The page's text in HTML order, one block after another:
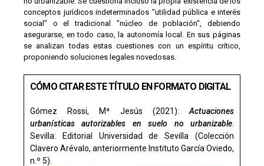
conceptos jurídicos indeterminados "utilidad pública e interés
social" o el tradicional "núcleo de población", debiendo
asegurarse, en todo caso, la autonomía local. En sus páginas
se analizan todas estas cuestiones con un espíritu crítico,
proponiendo soluciones legales novedosas.
CÓMO CITAR ESTE TÍTULO EN FORMATO DIGITAL
Gómez Rossi, Mª Jesús (2021): Actuaciones
urbanísticas autorizables en suelo no urbanizable
Sevilla: Editorial Universidad de Sevilla (Colección
Clavero Arévalo, anteriormente Instituto García Oviedo,
n.º 5).